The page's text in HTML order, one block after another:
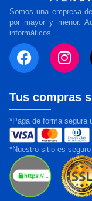
Somos una empresa
por mayor y menor.
informáticos.
Tus compras
*Paga de forma segura
*Nuestro sitio es